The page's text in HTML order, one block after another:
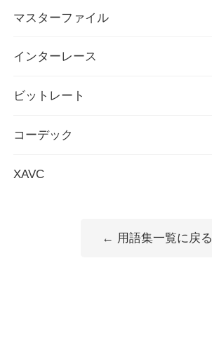
マスターファイル
インターレース
ビットレート
コーデック
XAVC
← 用語集一覧に戻る